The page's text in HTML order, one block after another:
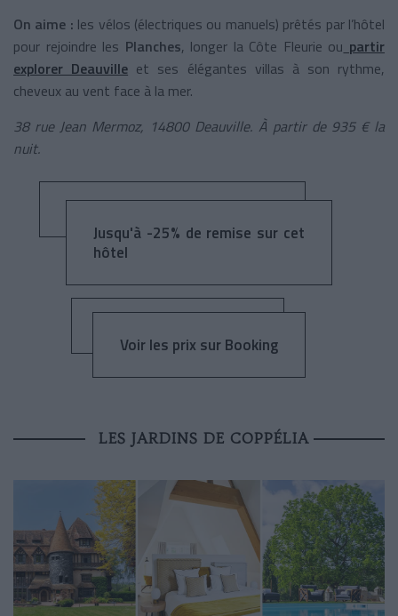
On aime : les vélos (électriques ou manuels) prêtés par l’hôtel
pour rejoindre les Planches, longer la Côte Fleurie ou partir
explorer Deauville et ses élégantes villas à son rythme,
cheveux au vent face à la mer.
38 rue Jean Mermoz, 14800 Deauville. À partir de 935 € la
nuit.
Jusqu'à -25% de remise sur cet
hôtel
Voir les prix sur Booking
LES JARDINS DE COPPÉLIA